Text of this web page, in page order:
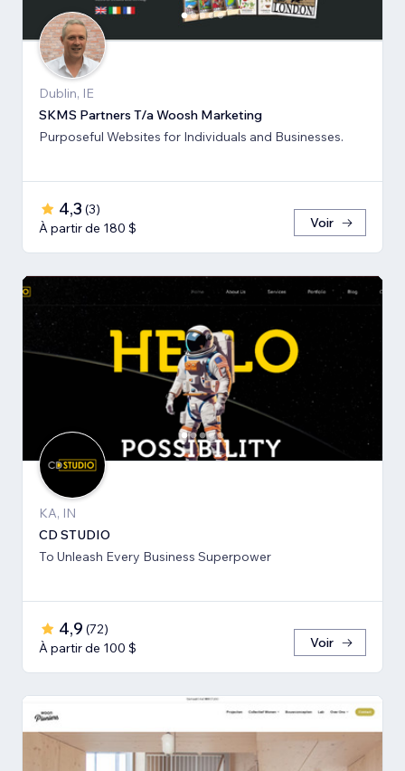
Dublin, IE
SKMS Partners T/a Woosh Marketing
Purposeful Websites for Individuals and Businesses.
4,3 (3)
À partir de 180 $
Voir
KA, IN
CD STUDIO
To Unleash Every Business Superpower
4,9 (72)
À partir de 100 $
Voir